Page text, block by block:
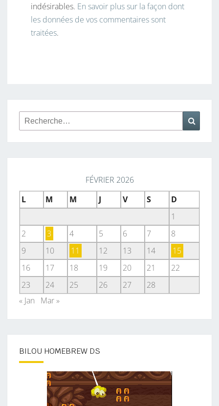
indésirables. En savoir plus sur la façon dont
les données de vos commentaires sont
traitées.
Rechercher :
FÉVRIER 2026
L
M M J V S
D
1
2
3 4 5 6 7
8
9
10 11 12 13 14
15
16
17 18 19 20 21
22
23
24 25 26 27
28
« Jan
Mar »
BILOU HOMEBREW DS